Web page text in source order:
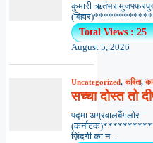
कुमारी
Total Views : 25
August 5, 2026
Uncategorized,कविता,
सच्चा दोस्त तो
पद्मा अग्रवालबैंगलोर
ज़िंदगी का न...